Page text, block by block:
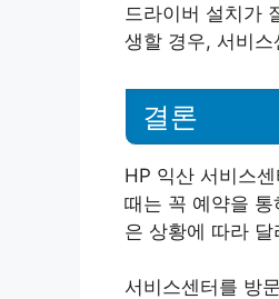
드라이버 설치가
생할 경우, 서비
결론
HP 익산 서비스
때는 꼭 예약을
은 상황에 따라
서비스센터를 방